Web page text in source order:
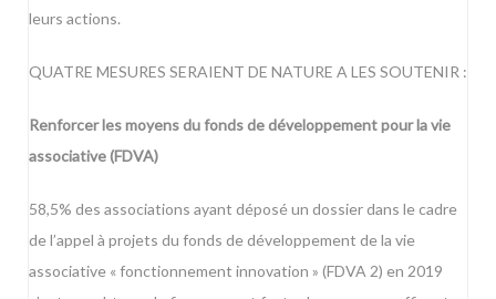
leurs actions.
QUATRE MESURES SERAIENT DE NATURE A LES SOUTENIR :
Renforcer les moyens du fonds de développement pour la vie
associative (FDVA)
58,5% des associations ayant déposé un dossier dans le cadre
de l’appel à projets du fonds de développement de la vie
associative « fonctionnement innovation » (FDVA 2) en 2019